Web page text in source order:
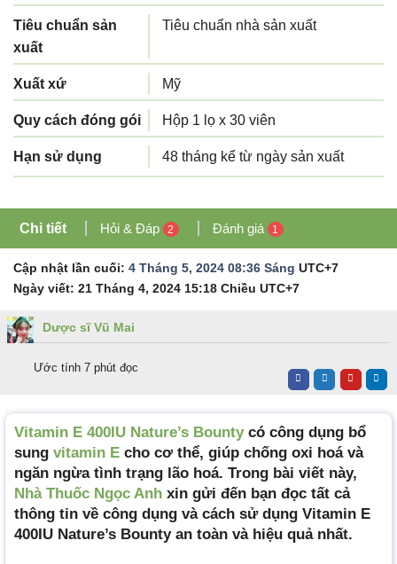
Tiêu chuẩn sản
xuất
Tiêu chuẩn nhà sản xuất
Xuất xứ Mỹ
Quy cách đóng gói Hộp 1 lọ x 30 viên
Hạn sử dụng 48 tháng kể từ ngày sản xuất
Chi tiết Hỏi & Đáp 2 Đánh giá 1
Cập nhật lần cuối: 4 Tháng 5, 2024 08:36 Sáng UTC+7
Ngày viết: 21 Tháng 4, 2024 15:18 Chiều UTC+7
Dược sĩ Vũ Mai
Ước tính 7 phút đọc
Vitamin E 400IU Nature’s Bountycó công dụng bổ
sung vitamin E cho cơ thể, giúp chống oxi hoá và
ngăn ngừa tình trạng lão hoá. Trong bài viết này,
Nhà Thuốc Ngọc Anh xin gửi đến bạn đọc tất cả
thông tin về công dụng và cách sử dụng Vitamin E
400IU Nature’s Bounty an toàn và hiệu quả nhất.